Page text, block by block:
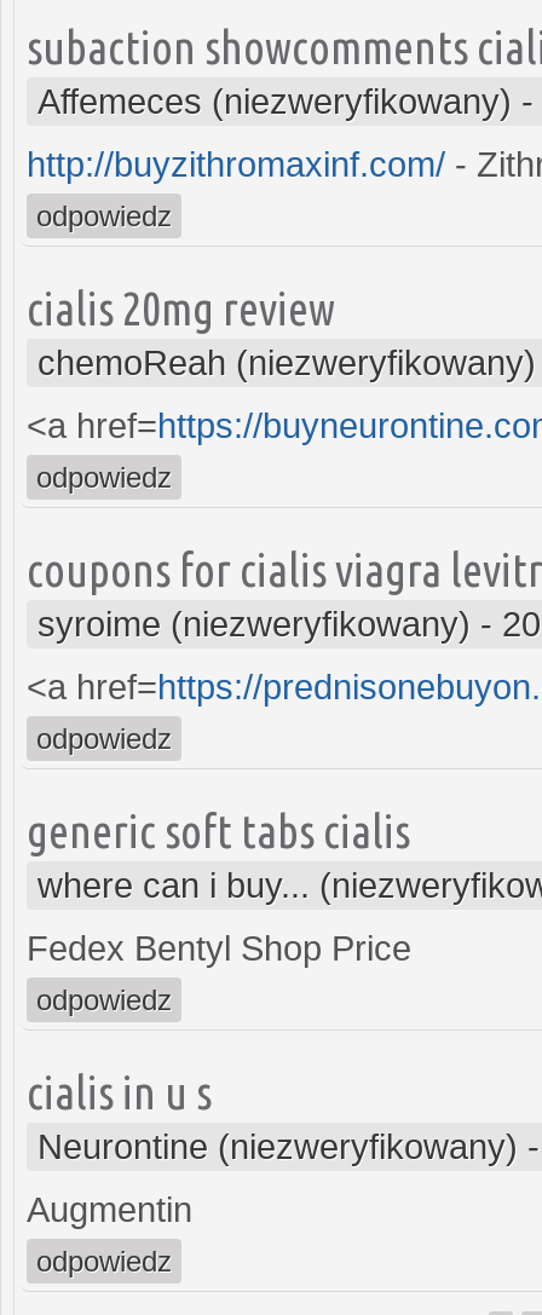
subaction showcomments
Affemeces (niezweryfikowany) -
http://buyzithromaxinf.com/ -
odpowiedz
cialis 20mg review
chemoReah (niezweryfikowany)
<a href=https://
odpowiedz
coupons for cialis viagra
syroime (niezweryfikowany) -
<a href=https://
odpowiedz
generic soft tabs cialis
where can i buy...
Fedex Bentyl Shop Price
odpowiedz
cialis in u s
Neurontine (niezweryfikowany)
Augmentin
odpowiedz